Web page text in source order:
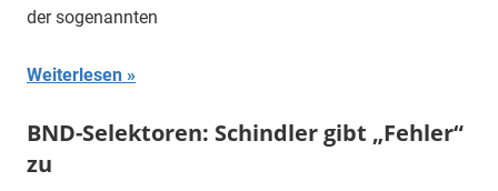
der sogenannten
Weiterlesen
BND-Selektoren: Schindler gibt „Fehler“
zu